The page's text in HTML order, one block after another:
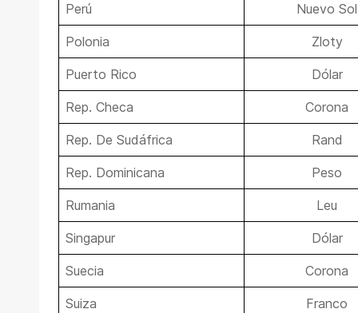
Perú Nuevo Sol
Polonia Zloty
Puerto Rico Dólar
Rep. Checa Corona
Rep. De Sudáfrica Rand
Rep. Dominicana Peso
Rumania Leu
Singapur Dólar
Suecia Corona
Suiza Franco